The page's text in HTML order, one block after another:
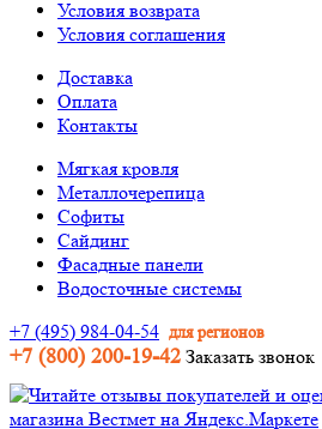
Условия возврата
Условия соглашения
Доставка
Оплата
Контакты
Мягкая кровля
Металлочерепица
Софиты
Сайдинг
Фасадные панели
Водосточные системы
+7 (495) 984-04-54 для регионов
+7 (800) 200-19-42 Заказать звонок